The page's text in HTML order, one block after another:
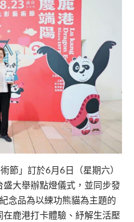
節」訂於6月6日（星期六）
大舉辦點燈儀式，並同步發
念品為以練功熊貓為主題的
在鹿港打卡體驗、紓解生活壓